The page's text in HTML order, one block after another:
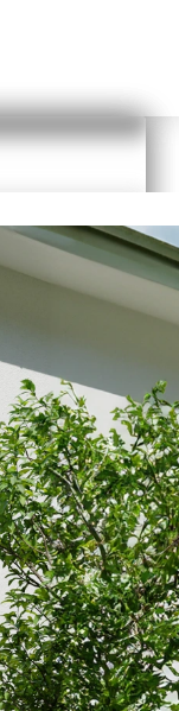
und können über
kostenfrei.
Durch